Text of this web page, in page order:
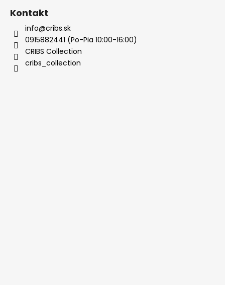
Kontakt
info@cribs.sk
0915882441 (Po-Pia 10:00-16:00)
CRIBS Collection
cribs_collection